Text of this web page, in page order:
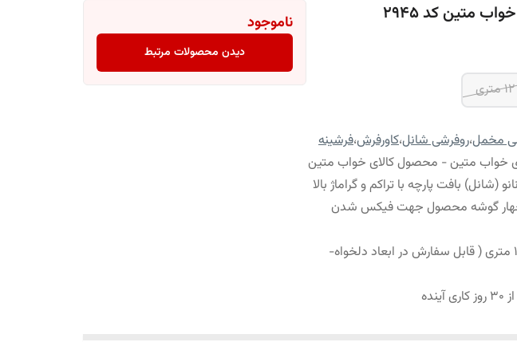
متین کد 2945
12 متری
مخمل،روفرشی شانل،کاورفرش،فرشینه
خواب متین - محصول کالای خواب متین
بافت پارچه با تراکم و گراماژ بالا
گوشه محصول جهت فیکس شدن
موجود در سایز بندی : 4 ، 6 ، 9 ، 12 متری ( قابل سفارش در ابعاد دلخواه-
ناموجود
دیدن محصولات مرتبط